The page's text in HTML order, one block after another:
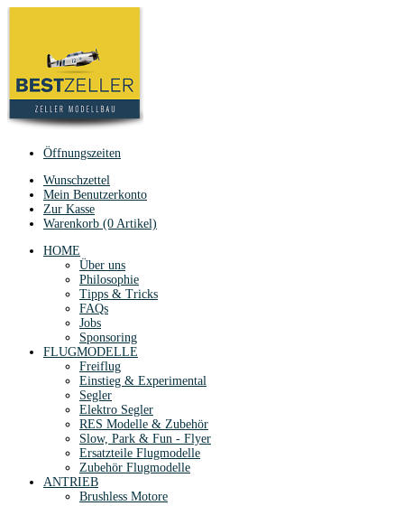
Öffnungszeiten
Wunschzettel
Mein Benutzerkonto
Zur Kasse
Warenkorb (0 Artikel)
HOME
Über uns
Philosophie
Tipps & Tricks
FAQs
Jobs
Sponsoring
FLUGMODELLE
Freiflug
Einstieg & Experimental
Segler
Elektro Segler
RES Modelle & Zubehör
Slow, Park & Fun - Flyer
Ersatzteile Flugmodelle
Zubehör Flugmodelle
ANTRIEB
Brushless Motore